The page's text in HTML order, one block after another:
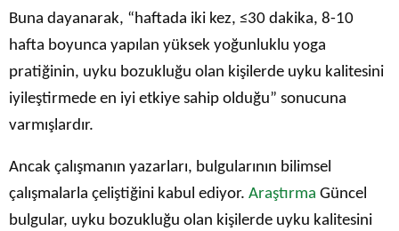
Buna dayanarak, “haftada iki kez, ≤30 dakika, 8-10
hafta boyunca yapılan yüksek yoğunluklu yoga
pratiğinin, uyku bozukluğu olan kişilerde uyku kalitesini
iyileştirmede en iyi etkiye sahip olduğu” sonucuna
varmışlardır.
Ancak çalışmanın yazarları, bulgularının bilimsel
çalışmalarla çeliştiğini kabul ediyor. Araştırma Güncel
bulgular, uyku bozukluğu olan kişilerde uyku kalitesini